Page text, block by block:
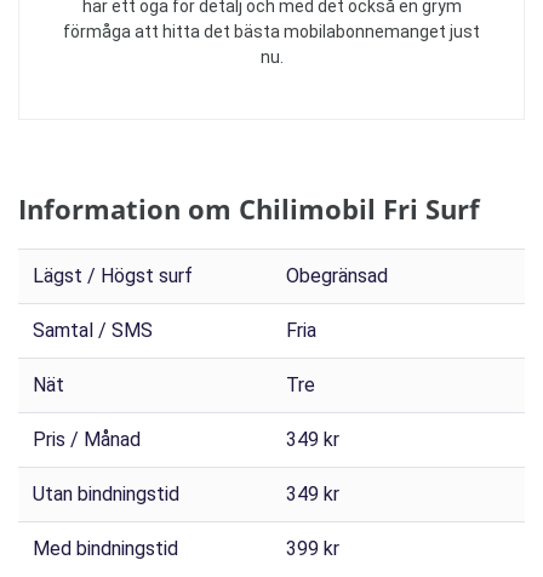
har ett öga för detalj och med det också en grym
förmåga att hitta det bästa mobilabonnemanget just
nu.
Information om Chilimobil Fri Surf
Lägst / Högst surf Obegränsad
Samtal / SMS Fria
Nät Tre
Pris / Månad 349 kr
Utan bindningstid 349 kr
Med bindningstid 399 kr